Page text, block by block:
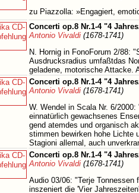
zu Piazzolla: »Engagiert,
Concerti op.8 Nr.1-4 "4
Antonio Vivaldi (1678-1741)
N. Hornig in FonoForum 2/88:
Ausdrucksradius umfaßtdas
geladene, motorische Attacke.
Concerti op.8 Nr.1-4 "4
Antonio Vivaldi (1678-1741)
W. Wendel in Scala Nr. 6/
einnatürlich gewachsenes
gend atemdes und organisch
stimmen bewirken hohe Lichte
Stagioni allemal, auch
Concerti op.8 Nr.1-4 "4
Antonio Vivaldi (1678-1741)
Audio 03/06: "Terje Tonnessen
inszeniert die 'Vier